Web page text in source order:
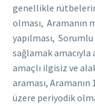
genellikle
olması, Aramanın
yapılması,
sağlamak
amaçlı ilgisiz ve
araması, Aramanın
üzere periyodik